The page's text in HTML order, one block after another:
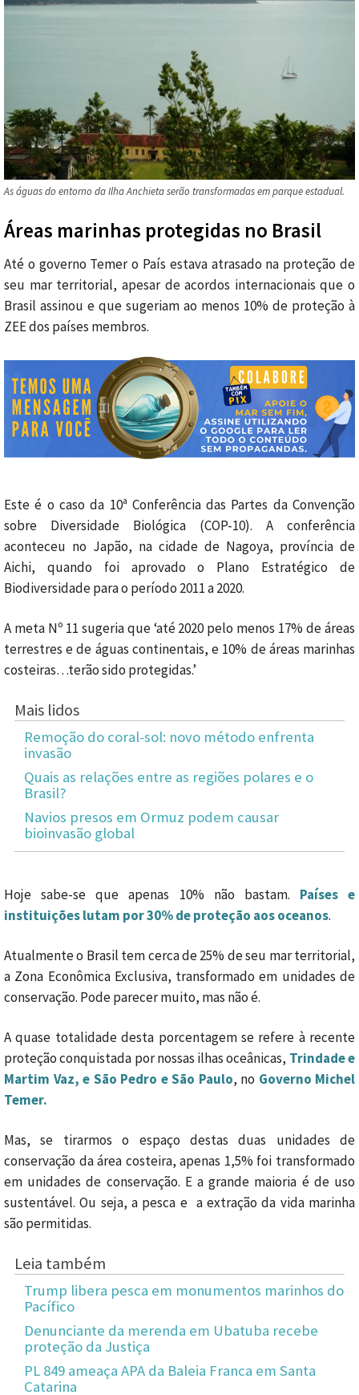
As águas do entorno da Ilha Anchieta serão transformadas em parque estadual.
Áreas marinhas protegidas no Brasil
Até o governo Temer o País estava atrasado na proteção de
seu mar territorial, apesar de acordos internacionais que o
Brasil assinou e que sugeriam ao menos 10% de proteção à
ZEE dos países membros.
Este é o caso da 10ª Conferência das Partes da Convenção
sobre Diversidade Biológica (COP-10). A conferência
aconteceu no Japão, na cidade de Nagoya, província de
Aichi, quando foi aprovado o Plano Estratégico de
Biodiversidade para o período 2011 a 2020.
A meta Nº 11 sugeria que ‘até 2020 pelo menos 17% de áreas
terrestres e de águas continentais, e 10% de áreas marinhas
costeiras…terão sido protegidas.’
Mais lidos
Remoção do coral-sol: novo método enfrenta
invasão
Quais as relações entre as regiões polares e o
Brasil?
Navios presos em Ormuz podem causar
bioinvasão global
Hoje sabe-se que apenas 10% não bastam. Países e
instituições lutam por 30% de proteção aos oceanos.
Atualmente o Brasil tem cerca de 25% de seu mar territorial,
a Zona Econômica Exclusiva, transformado em unidades de
conservação. Pode parecer muito, mas não é.
A quase totalidade desta porcentagem se refere à recente
proteção conquistada por nossas ilhas oceânicas, Trindade e
Martim Vaz, e São Pedro e São Paulo, no Governo Michel
Temer.
Mas, se tirarmos o espaço destas duas unidades de
conservação da área costeira, apenas 1,5% foi transformado
em unidades de conservação. E a grande maioria é de uso
sustentável. Ou seja, a pesca e a extração da vida marinha
são permitidas.
Leia também
Trump libera pesca em monumentos marinhos do
Pacífico
Denunciante da merenda em Ubatuba recebe
proteção da Justiça
PL 849 ameaça APA da Baleia Franca em Santa
Catarina